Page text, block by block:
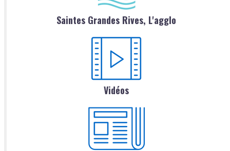
Saintes Grandes Rives, L'agglo
Vidéos